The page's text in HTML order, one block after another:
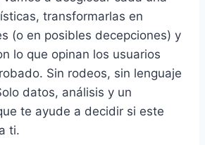
transformarlas en
(o en posibles decepciones) y
lo que opinan los usuarios
Sin rodeos, sin lenguaje
datos, análisis y un
te ayude a decidir si este
ti.